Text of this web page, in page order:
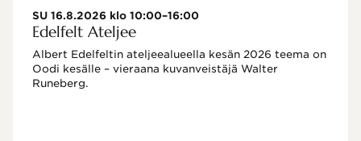
SU 16.8.2026 klo 10:00–16:00
Edelfelt Ateljee
Albert Edelfeltin ateljeealueella kesän 2026 teema on
Oodi kesälle – vieraana kuvanveistäjä Walter